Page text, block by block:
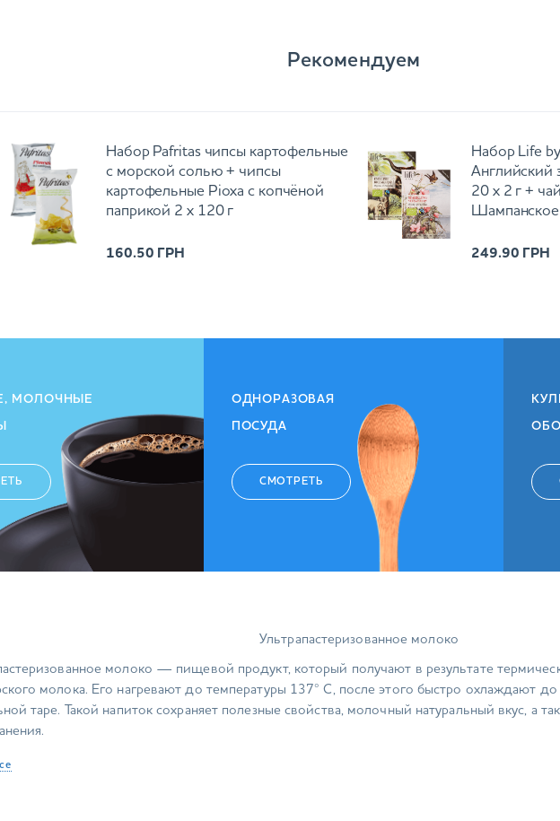
Рекомендуем
Набор Pafritas чипсы картофельные
с морской солью + чипсы
картофельные Ріоха с копчёной
паприкой 2 х 120 г
160.50 ГРН
Набор Life
Английский
20 х 2 г +
249.90 ГРН
МОЛОЧНЫЕ ОДНОРАЗОВАЯ
ПОСУДА
СМОТРЕТЬ
Ультрапастеризованное молоко
молоко — пищевой продукт, который получают в результате
молока. Его нагревают до температуры 137° С, после этого быстро охлаждают до
таре. Такой напиток сохраняет полезные свойства, молочный натуральный вкус, а